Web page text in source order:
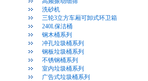
洗砂机
三轮3立方车厢可卸式环卫箱
240L保洁桶
钢木桶系列
冲孔垃圾桶系列
钢板垃圾桶系列
不锈钢桶系列
室内垃圾桶系列
广告式垃圾桶系列